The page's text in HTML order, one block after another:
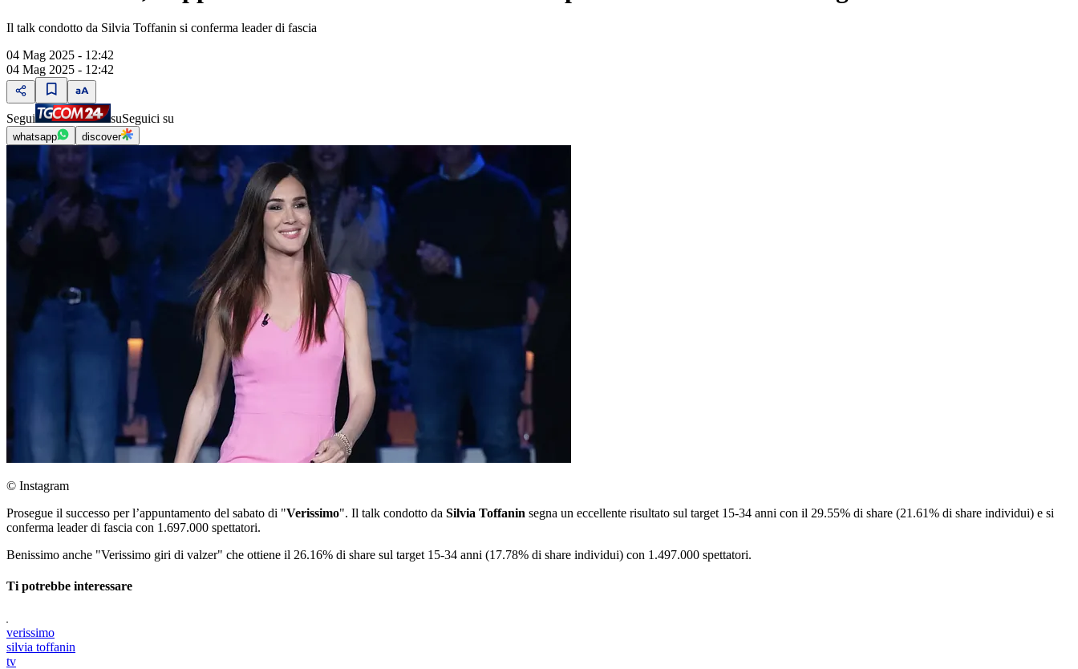
Il talk condotto da Silvia Toffanin si conferma leader di fascia
04 Mag 2025 - 12:42
04 Mag 2025 - 12:42
Segui suSeguici su
whatsapp discover
© Instagram
Prosegue il successo per l’appuntamento del sabato di "Verissimo". Il talk condotto da Silvia Toffanin segna un eccellente risultato sul target 15-34 anni con il 29.55% di share (21.61% di share individui) e si
conferma leader di fascia con 1.697.000 spettatori.
Benissimo anche "Verissimo giri di valzer" che ottiene il 26.16% di share sul target 15-34 anni (17.78% di share individui) con 1.497.000 spettatori.
Ti potrebbe interessare
verissimo
silvia toffanin
tv